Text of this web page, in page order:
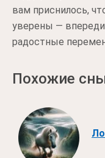
вам приснилось,
уверены —
радостные
Похожие